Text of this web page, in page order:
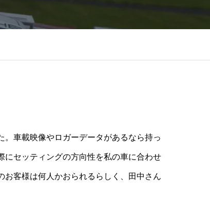
車載映像やロガーデータがあるなら持っ
にセッティングの方向性を私の車に合わせ
客様は何人かおられるらしく、田中さん